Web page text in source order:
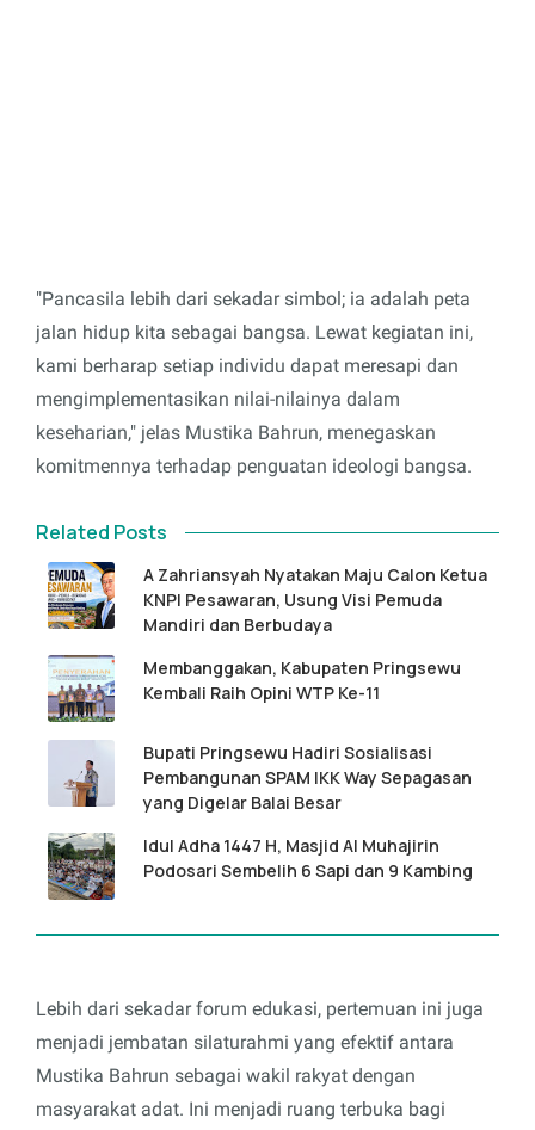
"Pancasila lebih dari sekadar simbol; ia adalah peta
jalan hidup kita sebagai bangsa. Lewat kegiatan ini,
kami berharap setiap individu dapat meresapi dan
mengimplementasikan nilai-nilainya dalam
keseharian," jelas Mustika Bahrun, menegaskan
komitmennya terhadap penguatan ideologi bangsa.
Related Posts
A Zahriansyah Nyatakan Maju Calon Ketua
KNPI Pesawaran, Usung Visi Pemuda
Mandiri dan Berbudaya
Membanggakan, Kabupaten Pringsewu
Kembali Raih Opini WTP Ke-11
Bupati Pringsewu Hadiri Sosialisasi
Pembangunan SPAM IKK Way Sepagasan
yang Digelar Balai Besar
Idul Adha 1447 H, Masjid Al Muhajirin
Podosari Sembelih 6 Sapi dan 9 Kambing
Lebih dari sekadar forum edukasi, pertemuan ini juga
menjadi jembatan silaturahmi yang efektif antara
Mustika Bahrun sebagai wakil rakyat dengan
masyarakat adat. Ini menjadi ruang terbuka bagi